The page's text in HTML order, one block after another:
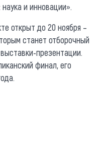
и инновации».
открыт до 20 ноября –
станет отборочный
презентации.
финал, его